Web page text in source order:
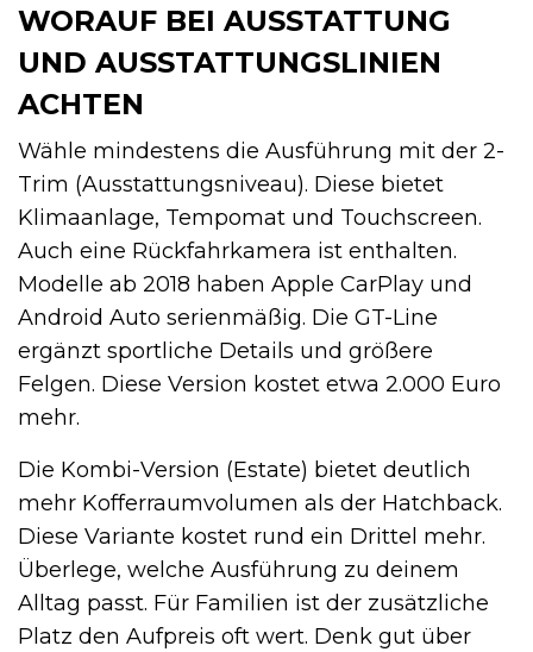
WORAUF BEI AUSSTATTUNG
UND AUSSTATTUNGSLINIEN
ACHTEN
Wähle mindestens die Ausführung mit der 2-
Trim (Ausstattungsniveau). Diese bietet
Klimaanlage, Tempomat und Touchscreen.
Auch eine Rückfahrkamera ist enthalten.
Modelle ab 2018 haben Apple CarPlay und
Android Auto serienmäßig. Die GT-Line
ergänzt sportliche Details und größere
Felgen. Diese Version kostet etwa 2.000 Euro
mehr.
Die Kombi-Version (Estate) bietet deutlich
mehr Kofferraumvolumen als der Hatchback.
Diese Variante kostet rund ein Drittel mehr.
Überlege, welche Ausführung zu deinem
Alltag passt. Für Familien ist der zusätzliche
Platz den Aufpreis oft wert. Denk gut über